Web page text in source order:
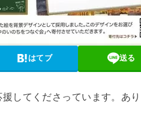
はてブ 送る
してくださっています。あり